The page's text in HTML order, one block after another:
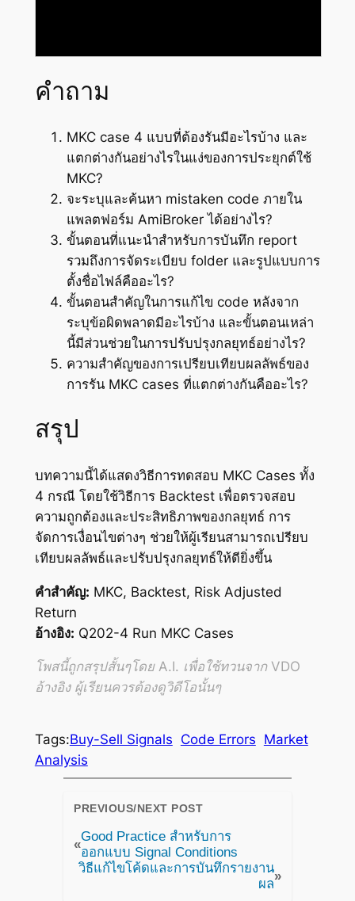
คำถาม
MKC case 4 แบบที่ต้องรันมีอะไรบ้าง และ
แตกต่างกันอย่างไรในแง่ของการประยุกต์ใช้
MKC?
จะระบุและค้นหา mistaken code ภายใน
แพลตฟอร์ม AmiBroker ได้อย่างไร?
ขั้นตอนที่แนะนำสำหรับการบันทึก report
รวมถึงการจัดระเบียบ folder และรูปแบบการ
ตั้งชื่อไฟล์คืออะไร?
ขั้นตอนสำคัญในการแก้ไข code หลังจาก
ระบุข้อผิดพลาดมีอะไรบ้าง และขั้นตอนเหล่า
นี้มีส่วนช่วยในการปรับปรุงกลยุทธ์อย่างไร?
ความสำคัญของการเปรียบเทียบผลลัพธ์ของ
การรัน MKC cases ที่แตกต่างกันคืออะไร?
สรุป
บทความนี้ได้แสดงวิธีการทดสอบ MKC Cases ทั้ง
4 กรณี โดยใช้วิธีการ Backtest เพื่อตรวจสอบ
ความถูกต้องและประสิทธิภาพของกลยุทธ์ การ
จัดการเงื่อนไขต่างๆ ช่วยให้ผู้เรียนสามารถเปรียบ
เทียบผลลัพธ์และปรับปรุงกลยุทธ์ให้ดียิ่งขึ้น
คำสำคัญ: MKC, Backtest, Risk Adjusted
Return
อ้างอิง: Q202-4 Run MKC Cases
โพสนี้ถูกสรุปสั้นๆโดย A.I. เพื่อใช้ทวนจาก VDO
อ้างอิง ผู้เรียนควรต้องดูวิดีโอนั้นๆ
Tags:Buy-Sell Signals Code Errors Market
Analysis
PREVIOUS/NEXT POST
«
Good Practice สำหรับการ
ออกแบบ Signal Conditions
วิธีแก้ไขโค้ดและการบันทึกรายงาน
ผล
»